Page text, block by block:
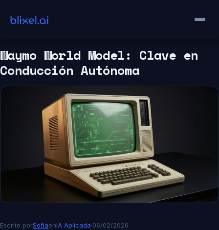
contenido
Waymo World Model: Clave en
Conducción Autónoma
Escrito porSofiaenIA Aplicada·06/02/2026